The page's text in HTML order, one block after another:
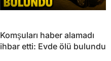
Komşuları haber alamadı
ihbar etti: Evde ölü bulundu